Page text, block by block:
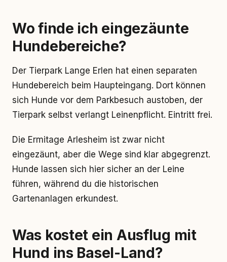
Wo finde ich eingezäunte
Hundebereiche?
Der Tierpark Lange Erlen hat einen separaten
Hundebereich beim Haupteingang. Dort können
sich Hunde vor dem Parkbesuch austoben, der
Tierpark selbst verlangt Leinenpflicht. Eintritt frei.
Die Ermitage Arlesheim ist zwar nicht
eingezäunt, aber die Wege sind klar abgegrenzt.
Hunde lassen sich hier sicher an der Leine
führen, während du die historischen
Gartenanlagen erkundest.
Was kostet ein Ausflug mit
Hund ins Basel-Land?